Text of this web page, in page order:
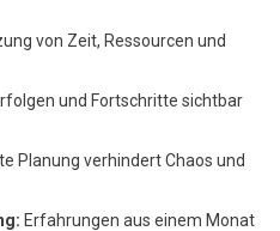
von Zeit, Ressourcen und
und Fortschritte sichtbar
Planung verhindert Chaos und
Erfahrungen aus einem Monat